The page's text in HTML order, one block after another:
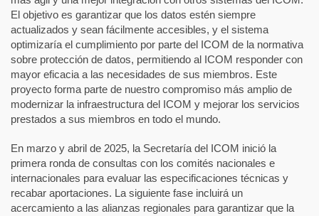
El objetivo es garantizar que los datos estén siempre
actualizados y sean fácilmente accesibles, y el sistema
optimizaría el cumplimiento por parte del ICOM de la normativa
sobre protección de datos, permitiendo al ICOM responder con
mayor eficacia a las necesidades de sus miembros. Este
proyecto forma parte de nuestro compromiso más amplio de
modernizar la infraestructura del ICOM y mejorar los servicios
prestados a sus miembros en todo el mundo.
En marzo y abril de 2025, la Secretaría del ICOM inició la
primera ronda de consultas con los comités nacionales e
internacionales para evaluar las especificaciones técnicas y
recabar aportaciones. La siguiente fase incluirá un
acercamiento a las alianzas regionales para garantizar que la